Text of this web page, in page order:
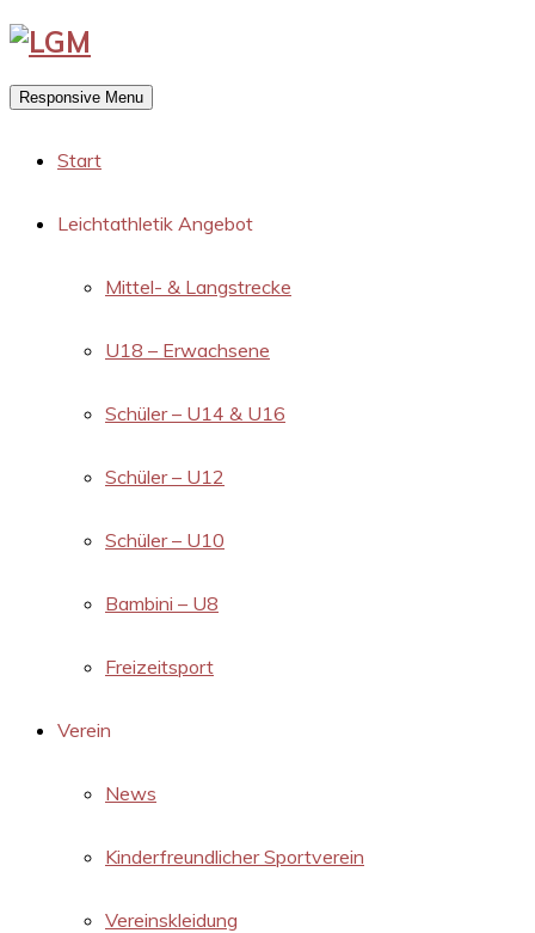
Responsive Menu
Start
Leichtathletik Angebot
Mittel- & Langstrecke
U18 – Erwachsene
Schüler – U14 & U16
Schüler – U12
Schüler – U10
Bambini – U8
Freizeitsport
Verein
News
Kinderfreundlicher Sportverein
Vereinskleidung